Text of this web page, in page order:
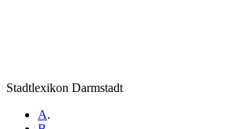
Stadtlexikon Darmstadt
A.